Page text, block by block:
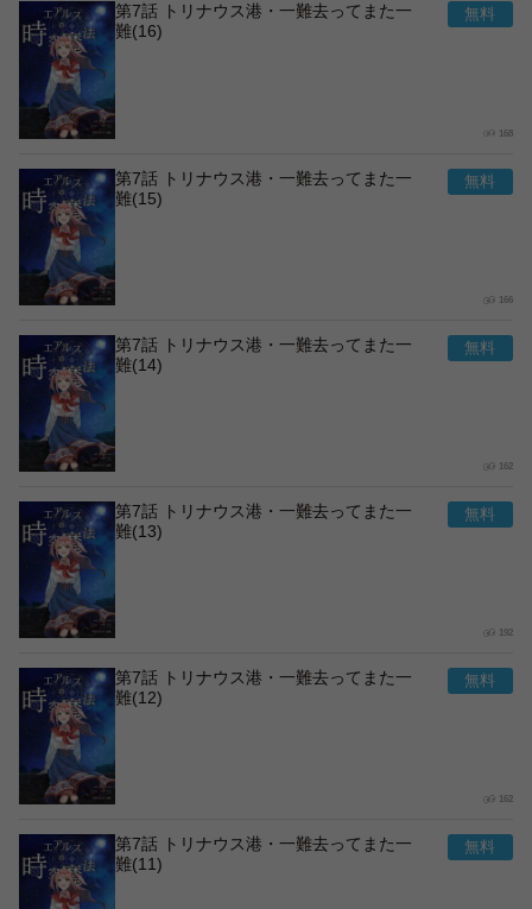
第7話 トリナウス港・一難去ってまた一
難(16)
168
第7話 トリナウス港・一難去ってまた一
難(15)
166
第7話 トリナウス港・一難去ってまた一
難(14)
162
第7話 トリナウス港・一難去ってまた一
難(13)
192
第7話 トリナウス港・一難去ってまた一
難(12)
162
第7話 トリナウス港・一難去ってまた一
難(11)